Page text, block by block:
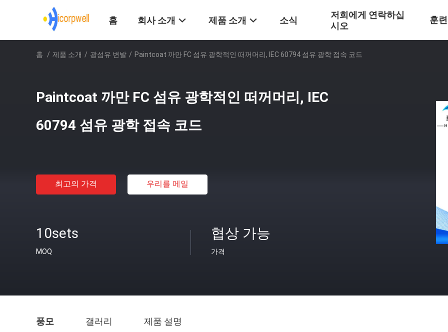
홈 회사 소개 제품 소개 소식
저희에게 연락하십
시오
훈
홈 / 제품 소개 / 광섬유 변발 / Paintcoat 까만 FC 섬유 광학적인 떠꺼머리, IEC 60794 섬유 광학 접속 코드
Paintcoat 까만 FC 섬유 광학적인 떠꺼머리, IEC
60794 섬유 광학 접속 코드
최고의 가격 우리를 메일
10sets
MOQ
협상 가능
가격
풍모 갤러리 제품 설명